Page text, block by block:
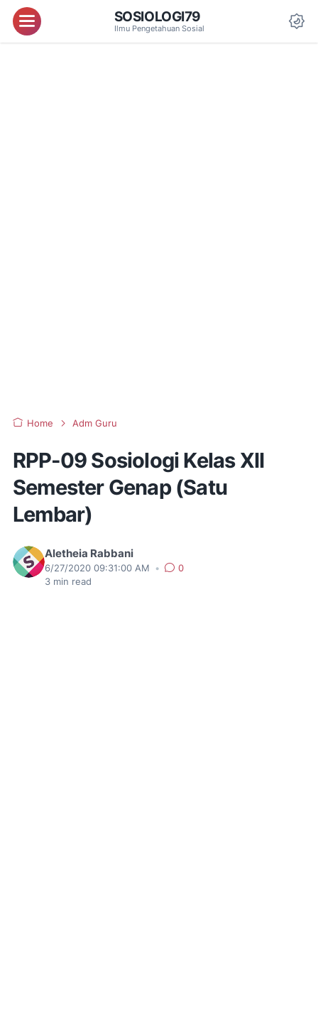
Menu SOSIOLOGI79
Ilmu Pengetahuan Sosial
Home Adm Guru
RPP-09 Sosiologi Kelas XII
Semester Genap (Satu
Lembar)
Aletheia Rabbani
6/27/2020 09:31:00 AM •
0
3 min read